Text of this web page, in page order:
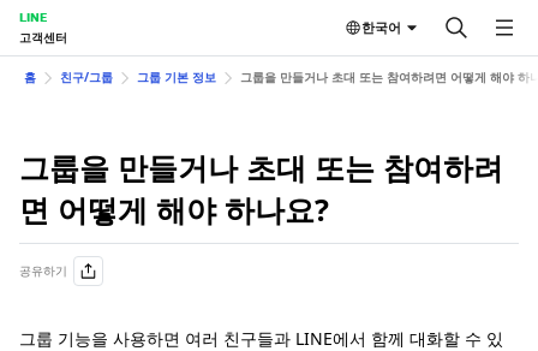
LINE
고객센터
한국어
홈 친구/그룹 그룹 기본 정보 그룹을 만들거나 초대 또는 참여하려면 어떻게 해야 하
그룹을 만들거나 초대 또는 참여하려
면 어떻게 해야 하나요?
공유하기
그룹 기능을 사용하면 여러 친구들과 LINE에서 함께 대화할 수 있